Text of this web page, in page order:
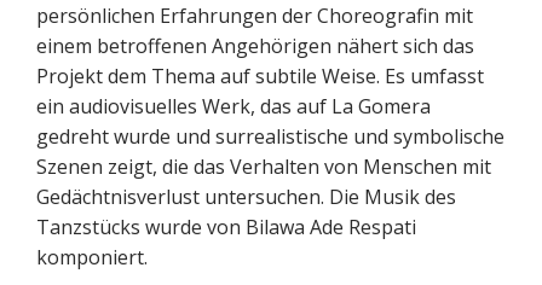
persönlichen Erfahrungen der Choreografin mit
einem betroffenen Angehörigen nähert sich das
Projekt dem Thema auf subtile Weise. Es umfasst
ein audiovisuelles Werk, das auf La Gomera
gedreht wurde und surrealistische und symbolische
Szenen zeigt, die das Verhalten von Menschen mit
Gedächtnisverlust untersuchen. Die Musik des
Tanzstücks wurde von Bilawa Ade Respati
komponiert.